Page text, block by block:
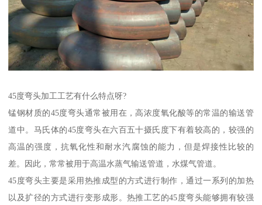
45度弯头加工工艺有什么特点呀?
锰钢材质的45度弯头通常被用在，高浓度氧化酸等的常温的输送管
道中。马氏体的45度弯头在六百五十摄氏度下有着较高的，较强的
高温的强度，抗氧化性和耐水汽腐蚀的能力，但是焊接性比较的
差。因此，常常被用于高温水蒸气输送管道，水煤气管道。
45度弯头主要是采用热推成型的方式进行制作，通过一系列的加热
以及扩径的方式进行变形成形。热推工艺的45度弯头能够拥有较强